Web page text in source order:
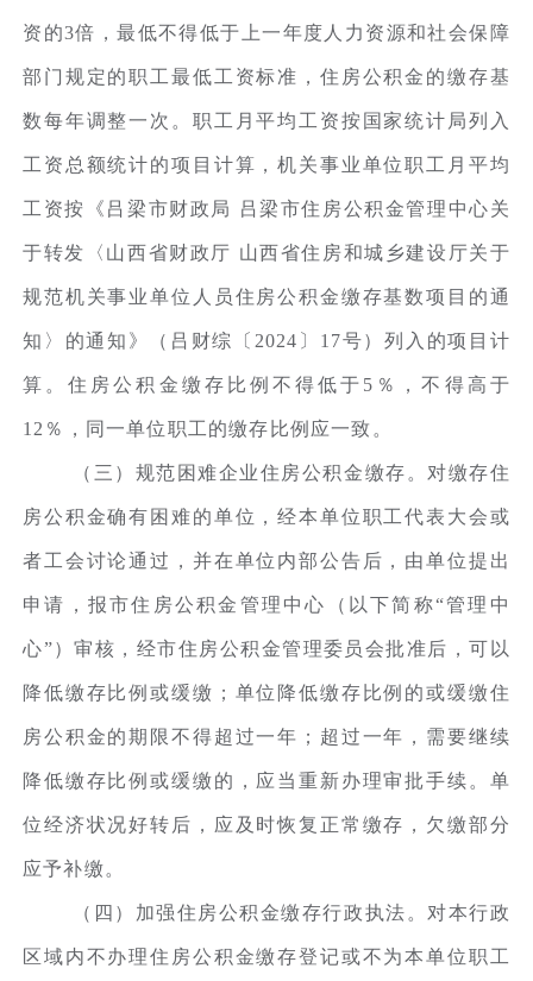
资的3倍，最低不得低于上一年度人力资源和社会保障
部门规定的职工最低工资标准，住房公积金的缴存基
数每年调整一次。职工月平均工资按国家统计局列入
工资总额统计的项目计算，机关事业单位职工月平均
工资按《吕梁市财政局 吕梁市住房公积金管理中心关
于转发〈山西省财政厅 山西省住房和城乡建设厅关于
规范机关事业单位人员住房公积金缴存基数项目的通
知〉的通知》（吕财综〔2024〕17号）列入的项目计
算。住房公积金缴存比例不得低于5％，不得高于
12％，同一单位职工的缴存比例应一致。
（三）规范困难企业住房公积金缴存。对缴存住
房公积金确有困难的单位，经本单位职工代表大会或
者工会讨论通过，并在单位内部公告后，由单位提出
申请，报市住房公积金管理中心（以下简称“管理中
心”）审核，经市住房公积金管理委员会批准后，可以
降低缴存比例或缓缴；单位降低缴存比例的或缓缴住
房公积金的期限不得超过一年；超过一年，需要继续
降低缴存比例或缓缴的，应当重新办理审批手续。单
位经济状况好转后，应及时恢复正常缴存，欠缴部分
应予补缴。
（四）加强住房公积金缴存行政执法。对本行政
区域内不办理住房公积金缴存登记或不为本单位职工